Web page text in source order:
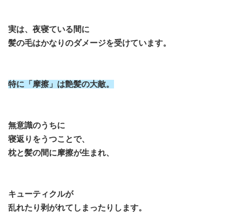
実は、夜寝ている間に
髪の毛はかなりのダメージを受けています。
特に「摩擦」は艶髪の大敵。
無意識のうちに
寝返りをうつことで、
枕と髪の間に摩擦が生まれ、
キューティクルが
乱れたり剥がれてしまったりします。